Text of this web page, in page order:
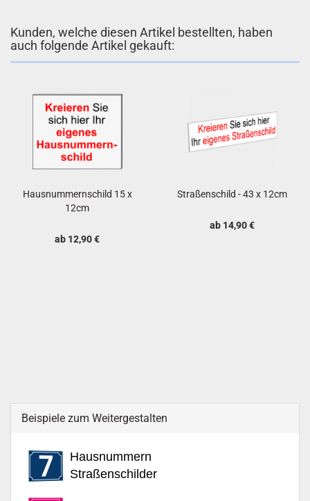
Kunden, welche diesen Artikel bestellten, haben
auch folgende Artikel gekauft:
Hausnummernschild 15 x
12cm
ab 12,90 €
Straßenschild - 43 x 12cm
ab 14,90 €
Beispiele zum Weitergestalten
Hausnummern
Straßenschilder